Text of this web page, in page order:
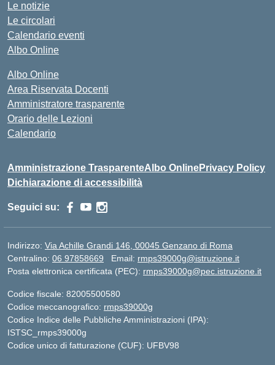
Le notizie
Le circolari
Calendario eventi
Albo Online
Albo Online
Area Riservata Docenti
Amministratore trasparente
Orario delle Lezioni
Calendario
Amministrazione TrasparenteAlbo OnlinePrivacy Policy
Dichiarazione di accessibilità
Seguici su:
Indirizzo: Via Achille Grandi 146, 00045 Genzano di Roma
Centralino: 06 97858669 Email: rmps39000g@istruzione.it
Posta elettronica certificata (PEC): rmps39000g@pec.istruzione.it
Codice fiscale: 82005500580
Codice meccanografico: rmps39000g
Codice Indice delle Pubbliche Amministrazioni (IPA):
ISTSC_rmps39000g
Codice unico di fatturazione (CUF): UFBV98